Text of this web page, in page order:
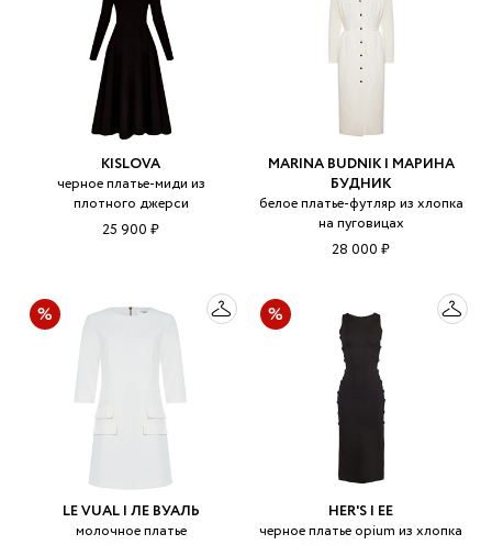
KISLOVA
черное платье-миди из
плотного джерси
25 900 ₽
MARINA BUDNIK | МАРИНА
БУДНИК
белое платье-футляр из хлопка
на пуговицах
28 000 ₽
LE VUAL | ЛЕ ВУАЛЬ
молочное платье
HER'S | ЕЕ
черное платье opium из хлопка